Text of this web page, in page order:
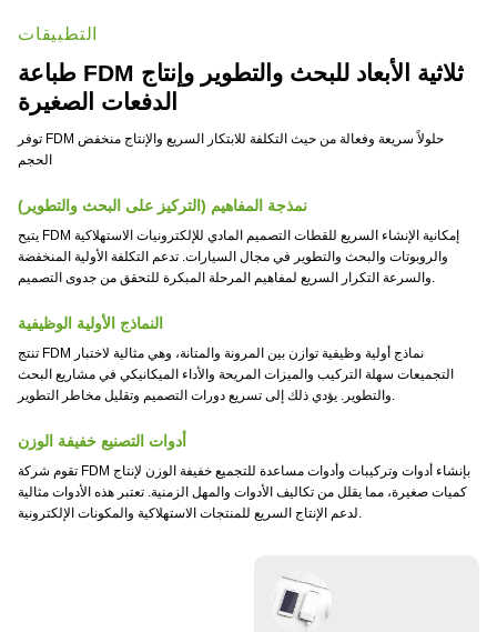
التطبيقات
طباعة FDM ثلاثية الأبعاد للبحث والتطوير وإنتاج
الدفعات الصغيرة
توفر FDM حلولاً سريعة وفعالة من حيث التكلفة للابتكار السريع والإنتاج منخفض
الحجم
نمذجة المفاهيم (التركيز على البحث والتطوير)
يتيح FDM إمكانية الإنشاء السريع للقطات التصميم المادي للإلكترونيات الاستهلاكية
والروبوتات والبحث والتطوير في مجال السيارات. تدعم التكلفة الأولية المنخفضة
النماذج الأولية الوظيفية
تنتج FDM نماذج أولية وظيفية توازن بين المرونة والمتانة، وهي مثالية لاختبار
التجميعات سهلة التركيب والميزات المريحة والأداء الميكانيكي في مشاريع البحث
أدوات التصنيع خفيفة الوزن
تقوم شركة FDM بإنشاء أدوات وتركيبات وأدوات مساعدة للتجميع خفيفة الوزن لإنتاج
كميات صغيرة، مما يقلل من تكاليف الأدوات والمهل الزمنية. تعتبر هذه الأدوات مثالية